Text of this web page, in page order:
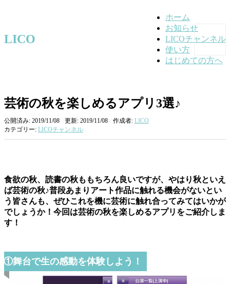
LICO
ホーム
お知らせ
LICOチャンネル
使い方
はじめての方へ
芸術の秋を楽しめるアプリ3選♪
公開済み: 2019/11/08 更新: 2019/11/08 作成者: LICO
カテゴリー: LICOチャンネル
食欲の秋、読書の秋ももちろん良いですが、やはり秋といえ
ば芸術の秋♪普段あまりアート作品に触れる機会がないとい
う皆さんも、ぜひこれを機に芸術に触れ合ってみてはいかが
でしょうか！今回は芸術の秋を楽しめるアプリをご紹介しま
す！
①舞台で生の感動を体験しよう！